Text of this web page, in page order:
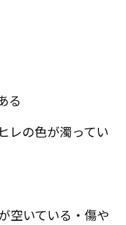
る
レの色が濁ってい
空いている・傷や